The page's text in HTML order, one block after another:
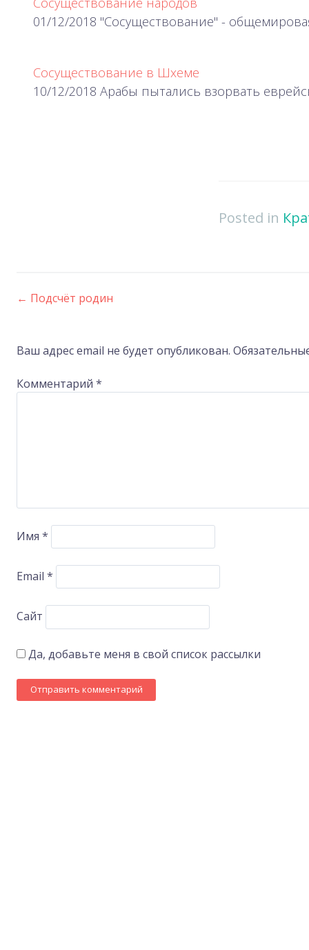
01/12/2018 "Сосуществование" -
Сосуществование в Шхеме
10/12/2018 Арабы пытались взорвать
Posted in
Post
navigation
← Подсчёт родин
Ваш адрес email не будет опубликован.
Комментарий *
Имя *
Email *
Сайт
Да, добавьте меня в свой список рассылки